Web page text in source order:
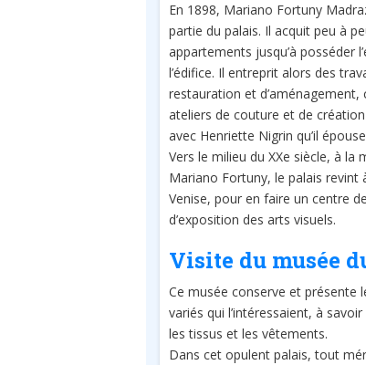
En 1898, Mariano Fortuny
partie du palais. Il acquit peu à
appartements jusqu’à posséder
l’édifice. Il entreprit alors des
restauration et d’aménagement,
ateliers de couture et de
avec Henriette Nigrin qu’il
Vers le milieu du XXe siècle, à la
Mariano Fortuny, le palais revint
Venise, pour en faire un centre
d’exposition des arts visuels.
Visite du musée
Ce musée conserve et présente
variés qui l’intéressaient, à
les tissus et les vêtements.
Dans cet opulent palais, tout